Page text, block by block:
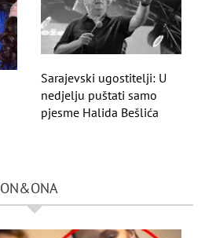
Sarajevski ugostitelji: U
nedjelju puštati samo
pjesme Halida Bešlića
ON&ONA